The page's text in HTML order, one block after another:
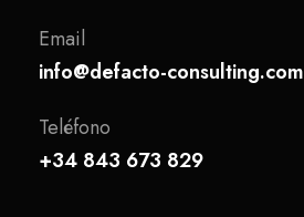
Email
info@defacto-consulting.com
Teléfono
+34 843 673 829